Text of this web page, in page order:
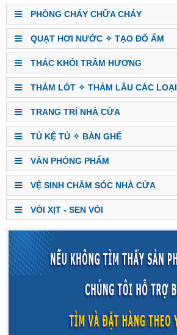
PHÒNG CHÁY CHỮA CHÁY
QUẠT HƠI NƯỚC ✧ TẠO ĐỔ ẨM
THÁC KHÓI TRẦM HƯƠNG
THẢM LÓT ✧ THẢM LÂU CÁC LOẠI
TRANG TRÍ NHÀ CỬA
TỦ KỆ TỦ ✧ BÀN GHẾ
VĂN PHÒNG PHẨM
VỆ SINH CHĂM SÓC NHÀ CỬA
VÒI XỊT - SEN VÒI